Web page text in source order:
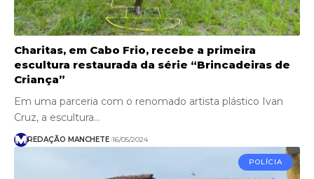
Charitas, em Cabo Frio, recebe a primeira
escultura restaurada da série “Brincadeiras de
Criança”
Em uma parceria com o renomado artista plástico Ivan
Cruz, a escultura…
REDAÇÃO MANCHETE 16/05/2024
POLÍCIA